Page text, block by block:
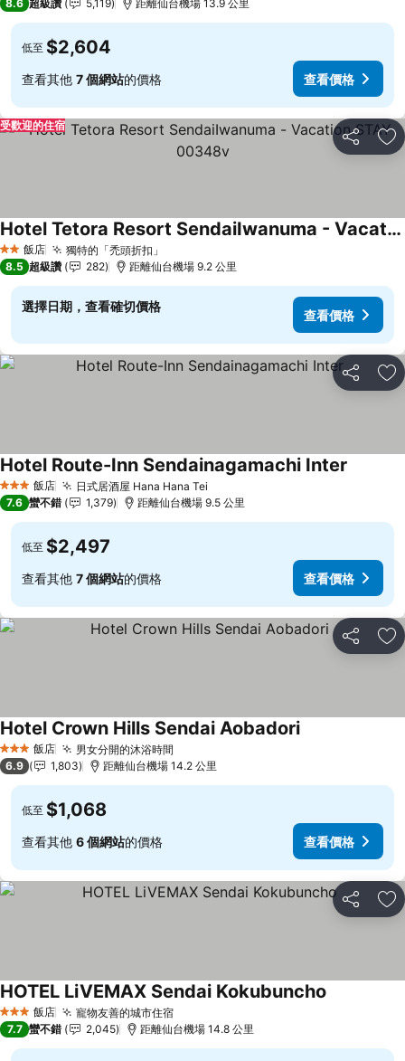
8.6 超級讚 5,119 距離仙台機場 13.9 公里
低至 $2,604
查看其他 7 個網站的價格 查看價格
分享 加
受歡迎的住宿
2 星級飯店 獨特的「禿頭折扣」
Hotel Tetora Resort SendaiIwanuma - Vacation STAY 00348v
查看價格
8.5 超級讚 282 距離仙台機場 9.2 公里
選擇日期，查看確切價格
查看價格
分享 加
3 星級 飯店 日式居酒屋 Hana Hana Tei
Hotel Route-Inn Sendainagamachi Inter
7.6 蠻不錯 1,379 距離仙台機場 9.5 公里
低至 $2,497
查看其他 7 個網站的價格 查看價格
分享 加
3 星級 飯店 男女分開的沐浴時間
Hotel Crown Hills Sendai Aobadori查看價格
6.9 1,803 距離仙台機場 14.2 公里
低至 $1,068
查看其他 6 個網站的價格 查看價格
分享 加
3 星級 飯店 寵物友善的城市住宿查看價格
HOTEL LiVEMAX Sendai Kokubuncho
7.7 蠻不錯 2,045 距離仙台機場 14.8 公里